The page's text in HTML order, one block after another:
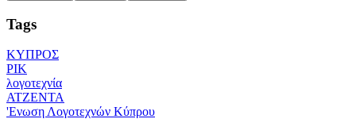
Tags
ΚΥΠΡΟΣ
ΡΙΚ
λογοτεχνία
ΑΤΖΕΝΤΑ
'Ενωση Λογοτεχνών Κύπρου